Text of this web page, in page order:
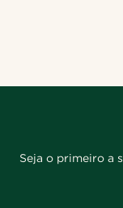
Seja o primeiro a